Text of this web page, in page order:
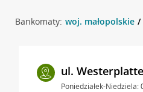
Bankomaty: woj. małopolskie
ul.
Poniedziałek-Niedziela: